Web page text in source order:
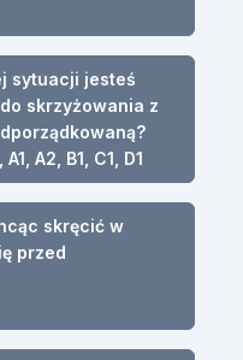
sytuacji jesteś
skrzyżowania z
A2, B1, C1, D1
skręcić w
przed